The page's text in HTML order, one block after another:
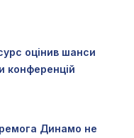
оцінив шанси
конференцій
Динамо не